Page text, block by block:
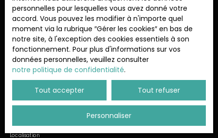
Rechercher
correspondant à votre recherche !
Prénom Nom
Email
Localisation
personnelles pour lesquelles vous avez donné votre
accord. Vous pouvez les modifier à n'importe quel
moment via la rubrique ″Gérer les cookies″ en bas de
notre site, à l'exception des cookies essentiels à son
fonctionnement. Pour plus d'informations sur vos
données personnelles, veuillez consulter
notre politique de confidentialité.
Tout accepter Tout refuser
Personnaliser